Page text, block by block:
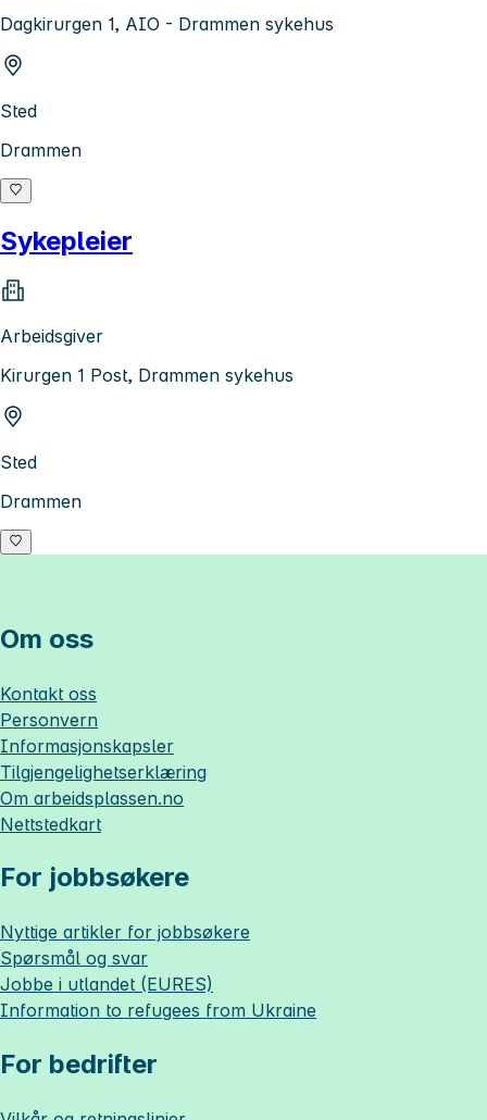
Dagkirurgen 1, AIO - Drammen sykehus
Sted
Drammen
Sykepleier
Arbeidsgiver
Kirurgen 1 Post, Drammen sykehus
Sted
Drammen
Om oss
Kontakt oss
Personvern
Informasjonskapsler
Tilgjengelighetserklæring
Om arbeidsplassen.no
Nettstedkart
For jobbsøkere
Nyttige artikler for jobbsøkere
Spørsmål og svar
Jobbe i utlandet (EURES)
Information to refugees from Ukraine
For bedrifter